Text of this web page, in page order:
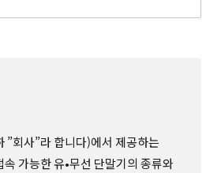
”회사”라 합니다)에서 제공하는
가능한 유•무선 단말기의 종류와